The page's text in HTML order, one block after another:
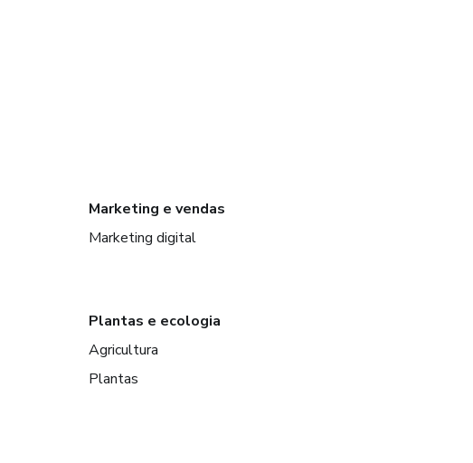
Marketing e vendas
Marketing digital
Plantas e ecologia
Agricultura
Plantas